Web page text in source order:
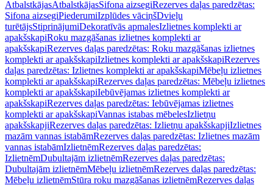
AtbalstkājasAtbalstkājasSifona aizsegiRezerves daļas paredzētas:
Sifona aizsegiPiederumiIzplūdes vāciņšDvieļu
turētājsStiprinājumiDekoratīvās apmalesIzlietnes komplekti ar
apakšskapiRoku mazgāšanas izlietnes komplekti ar
apakšskapiRezerves daļas paredzētas: Roku mazgāšanas izlietnes
komplekti ar apakšskapiIzlietnes komplekti ar apakšskapiRezerves
daļas paredzētas: Izlietnes komplekti ar apakšskapiMēbeļu izlietnes
komplekti ar apakšskapiRezerves daļas paredzētas: Mēbeļu izlietnes
komplekti ar apakšskapiIebūvējamas izlietnes komplekti ar
apakšskapiRezerves daļas paredzētas: Iebūvējamas izlietnes
komplekti ar apakšskapiVannas istabas mēbelesIzlietņu
apakšskapjiRezerves daļas paredzētas: Izlietņu apakšskapjiIzlietnes
mazām vannas istabāmRezerves daļas paredzētas: Izlietnes mazām
vannas istabāmIzlietnēmRezerves daļas paredzētas:
IzlietnēmDubultajām izlietnēmRezerves daļas paredzētas:
Dubultajām izlietnēmMēbeļu izlietnēmRezerves daļas paredzētas:
Mēbeļu izlietnēmStūra roku mazgāšanas izlietnēmRezerves daļas